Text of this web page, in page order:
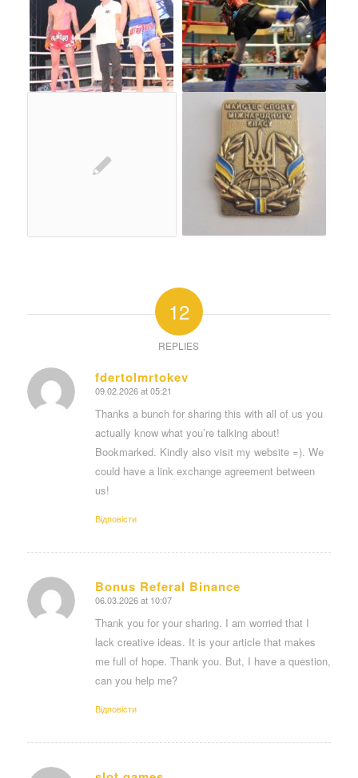
12
REPLIES
fdertolmrtokev
says:
09.02.2026 at 05:21
Thanks a bunch for sharing this with all of us you
actually know what you’re talking about!
Bookmarked. Kindly also visit my website =). We
could have a link exchange agreement between
us!
Відповіcти
Bonus Referal Binance
says:
06.03.2026 at 10:07
Thank you for your sharing. I am worried that I
lack creative ideas. It is your article that makes
me full of hope. Thank you. But, I have a question,
can you help me?
Відповіcти